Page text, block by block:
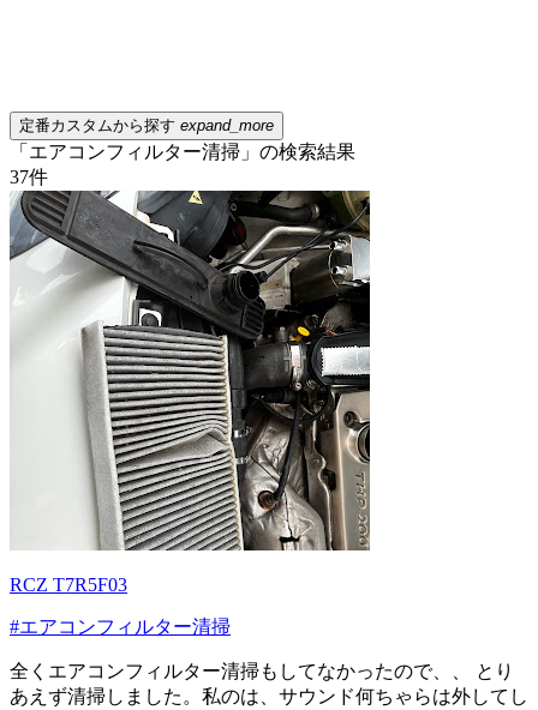
定番カスタムから探す expand_more
「エアコンフィルター清掃」の検索結果
37件
RCZ T7R5F03
#エアコンフィルター清掃
全くエアコンフィルター清掃もしてなかったので、、 とり
あえず清掃しました。私のは、サウンド何ちゃらは外してし